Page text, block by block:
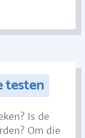
testen
Is de
Om die